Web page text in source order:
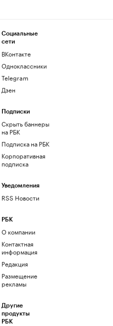
Социальные
сети
ВКонтакте
Одноклассники
Telegram
Дзен
Подписки
Скрыть баннеры
на РБК
Подписка на РБК
Корпоративная
подписка
Уведомления
RSS Новости
РБК
О компании
Контактная
информация
Редакция
Размещение
рекламы
Другие
продукты
РБК